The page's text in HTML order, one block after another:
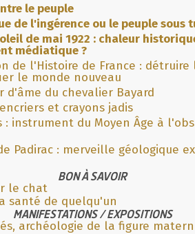
le peuple
de l'ingérence ou le peuple sous
de mai 1922 : chaleur
médiatique ?
de l'Histoire de France : détruire
le monde nouveau
d'âme du chevalier Bayard
et crayons jadis
: instrument du Moyen Âge à
Padirac : merveille géologique
BON À SAVOIR
le chat
santé de quelqu'un
MANIFESTATIONS / EXPOSITIONS
archéologie de la figure